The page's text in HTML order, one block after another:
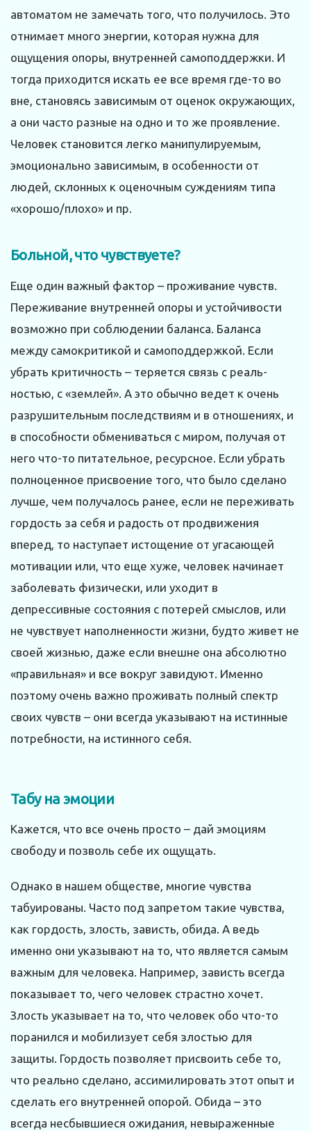
автоматом не замечать того, что получилось. Это
отнимает много энергии, которая нужна для
ощущения опоры, внутренней само­поддержки. И
тогда приходится искать ее все время где-то во
вне, становясь зависимым от оценок окружающих,
а они часто разные на одно и то же проявление.
Человек становится легко манипулируемым,
эмоционально зависимым, в особенности от
людей, склонных к оценочным суждениям типа
«хорошо/плохо» и пр.
Больной, что чувствуете?
Еще один важный фактор – проживание чувств.
Переживание внутренней опоры и устойчивости
возможно при соблюдении баланса. Баланса
между самокритикой и самоподдержкой. Если
убрать критичность – теряется связь с реаль­
ностью, с «землей». А это обычно ведет к очень
разрушительным последствиям и в отношениях, и
в способности обмениваться с миром, получая от
него что-то питательное, ресурсное. Если убрать
полноценное присвоение того, что было сделано
лучше, чем получалось ранее, если не переживать
гордость за себя и радость от продвижения
вперед, то наступает истощение от угасающей
мотивации или, что еще хуже, человек начинает
заболевать физичес­ки, или уходит в
депрессивные состояния с потерей смыслов, или
не чувствует наполненности жизни, будто живет не
своей жизнью, даже если внешне она абсолютно
«правильная» и все вокруг завидуют. Именно
поэтому очень важно проживать полный спектр
своих чувств – они всегда указывают на истинные
потребности, на истинного себя.
Табу на эмоции
Кажется, что все очень просто – дай эмоциям
свободу и позволь себе их ощущать.
Однако в нашем обществе, многие чувства
табуированы. Часто под запретом такие чувства,
как гордость, злость, зависть, обида. А ведь
именно они указывают на то, что является самым
важным для человека. Например, зависть всегда
показывает то, чего человек страстно хочет.
Злость указывает на то, что человек обо что-то
поранился и мобилизует себя злостью для
защиты. Гордость позволяет присвоить себе то,
что реально сделано, ассимилировать этот опыт и
сделать его внутренней опорой. Обида – это
всегда несбывшиеся ожидания, невыраженные